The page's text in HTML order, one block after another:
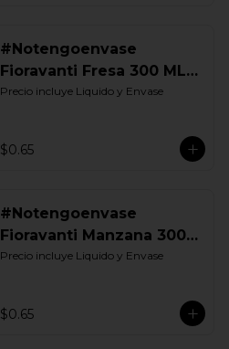
#Notengoenvase
Fioravanti Fresa 300 ML.
Retornable
Precio incluye Liquido y Envase
$0.65
#Notengoenvase
Fioravanti Manzana 300
ML. Retornable
Precio incluye Liquido y Envase
$0.65